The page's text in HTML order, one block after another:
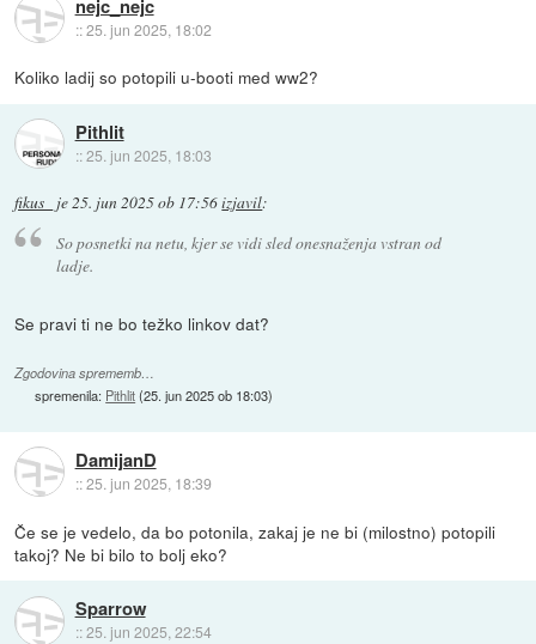
nejc_nejc
::25. jun 2025, 18:02
Koliko ladij so potopili u-booti med ww2?
Pithlit
::25. jun 2025, 18:03
fikus_ je25. jun 2025 ob 17:56izjavil:
So posnetki na netu, kjer se vidi sled onesnaženja vstran od
ladje.
Se pravi ti ne bo težko linkov dat?
Zgodovina sprememb…
spremenila: Pithlit(25. jun 2025 ob 18:03)
DamijanD
::25. jun 2025, 18:39
Če se je vedelo, da bo potonila, zakaj je ne bi (milostno) potopili
takoj? Ne bi bilo to bolj eko?
Sparrow
::25. jun 2025, 22:54